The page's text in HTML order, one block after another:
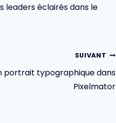
leaders éclairés dans le
SUIVANT
portrait typographique dans
Pixelmator